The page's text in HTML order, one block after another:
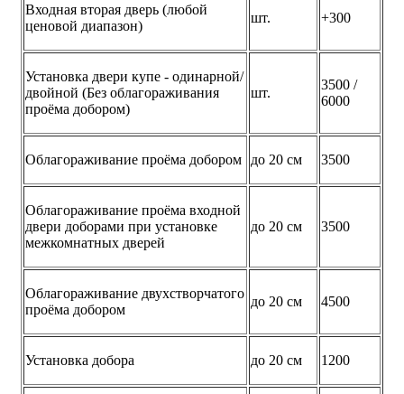
Входная вторая дверь (любой
ценовой диапазон)
шт. +300
Установка двери купе - одинарной/
двойной (Без облагораживания
проёма добором)
шт.
3500 /
6000
Облагораживание проёма добором до 20 см 3500
Облагораживание проёма входной
двери доборами при установке
межкомнатных дверей
до 20 см 3500
Облагораживание двухстворчатого
проёма добором
до 20 см 4500
Установка добора до 20 см 1200